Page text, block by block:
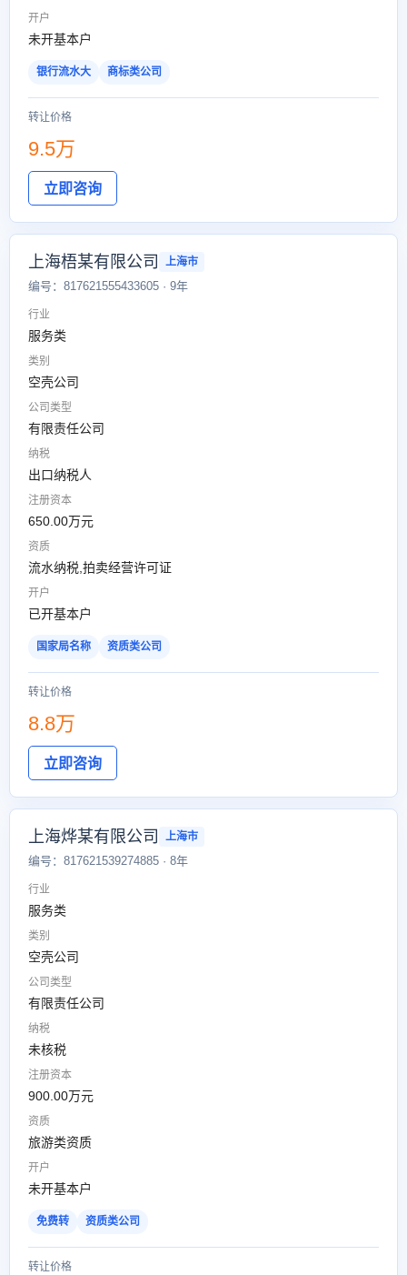
开户
未开基本户
银行流水大 商标类公司
转让价格
9.5万
立即咨询
上海梧某有限公司 上海市
编号：817621555433605 · 9年
行业
服务类
类别
空壳公司
公司类型
有限责任公司
纳税
出口纳税人
注册资本
650.00万元
资质
流水纳税,拍卖经营许可证
开户
已开基本户
国家局名称 资质类公司
转让价格
8.8万
立即咨询
上海烨某有限公司 上海市
编号：817621539274885 · 8年
行业
服务类
类别
空壳公司
公司类型
有限责任公司
纳税
未核税
注册资本
900.00万元
资质
旅游类资质
开户
未开基本户
免费转 资质类公司
转让价格